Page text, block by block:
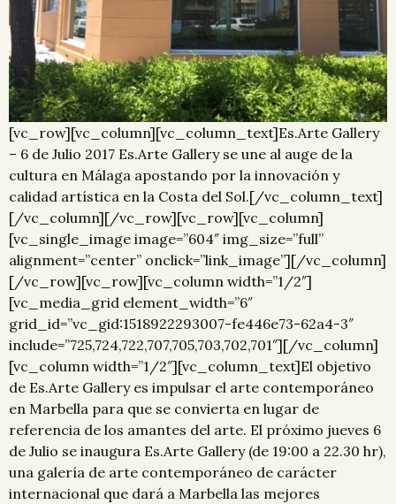
[vc_row][vc_column][vc_column_text]Es.Arte Gallery
– 6 de Julio 2017 Es.Arte Gallery se une al auge de la
cultura en Málaga apostando por la innovación y
calidad artística en la Costa del Sol.[/vc_column_text]
[/vc_column][/vc_row][vc_row][vc_column]
[vc_single_image image=”604″ img_size=”full”
alignment=”center” onclick=”link_image”][/vc_column]
[/vc_row][vc_row][vc_column width=”1/2″]
[vc_media_grid element_width=”6″
grid_id=”vc_gid:1518922293007-fe446e73-62a4-3″
include=”725,724,722,707,705,703,702,701″][/vc_column]
[vc_column width=”1/2″][vc_column_text]El objetivo
de Es.Arte Gallery es impulsar el arte contemporáneo
en Marbella para que se convierta en lugar de
referencia de los amantes del arte. El próximo jueves 6
de Julio se inaugura Es.Arte Gallery (de 19:00 a 22.30 hr),
una galería de arte contemporáneo de carácter
internacional que dará a Marbella las mejores